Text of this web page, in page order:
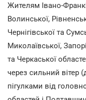
Жителям Івано-
Волинської,
Чернігівської та
Миколаївської,
та Черкаської
через сильний вітер
пігулками від